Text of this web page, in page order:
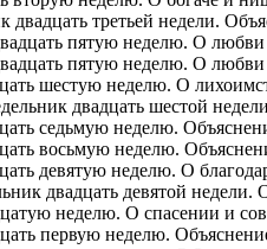
двадцать третьей недели.
пятую неделю. О любви
пятую неделю. О
шестую неделю. О
двадцать шестой
седьмую неделю.
восьмую неделю.
девятую неделю. О
двадцать девятой недели.
неделю. О спасении и
первую неделю.